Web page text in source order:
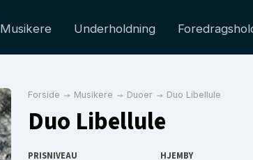
Musikere Underholdning
Forside Musikere Duoer Duo Libellule
Duo Libellule
PRISNIVEAU HJEMBY